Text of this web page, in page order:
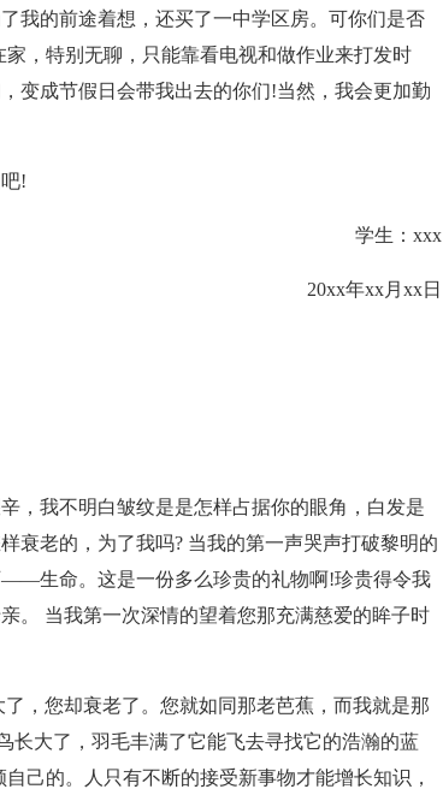
我的前途着想，还买了一中学区房。可你们是否
，特别无聊，只能靠看电视和做作业来打发时
变成节假日会带我出去的你们!当然，我会更加勤
!
学生：xxx
20xx年xx月xx日
，我不明白皱纹是是怎样占据你的眼角，白发是
衰老的，为了我吗? 当我的第一声哭声打破黎明的
生命。这是一份多么珍贵的礼物啊!珍贵得令我
。 当我第一次深情的望着您那充满慈爱的眸子时
，您却衰老了。您就如同那老芭蕉，而我就是那
长大了，羽毛丰满了它能飞去寻找它的浩瀚的蓝
己的。人只有不断的接受新事物才能增长知识，